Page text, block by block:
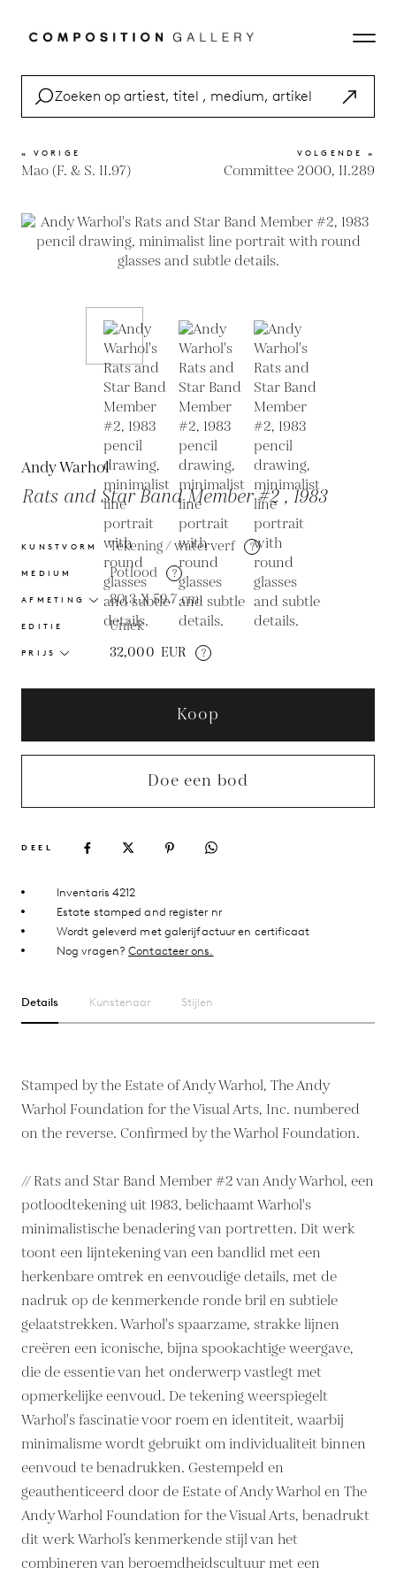
« VORIGE
Mao (F. & S. II.97)
VOLGENDE »
Committee 2000, II.289
Andy Warhol
Rats and Star Band Member #2 , 1983
KUNSTVORM Tekening / waterverf ?
MEDIUM Potlood ?
AFMETING 80.3 X 59.7 cm
EDITIE Uniek
PRIJS 32,000 EUR ?
Koop
Doe een bod
DEEL
Inventaris 4212
Estate stamped and register nr
Wordt geleverd met galerijfactuur en certificaat
Nog vragen?Contacteer ons.
Details Kunstenaar Stijlen
Stamped by the Estate of Andy Warhol, The Andy
Warhol Foundation for the Visual Arts, Inc. numbered
on the reverse. Confirmed by the Warhol Foundation.
// Rats and Star Band Member #2 van Andy Warhol, een
potloodtekening uit 1983, belichaamt Warhol's
minimalistische benadering van portretten. Dit werk
toont een lijntekening van een bandlid met een
herkenbare omtrek en eenvoudige details, met de
nadruk op de kenmerkende ronde bril en subtiele
gelaatstrekken. Warhol's spaarzame, strakke lijnen
creëren een iconische, bijna spookachtige weergave,
die de essentie van het onderwerp vastlegt met
opmerkelijke eenvoud. De tekening weerspiegelt
Warhol's fascinatie voor roem en identiteit, waarbij
minimalisme wordt gebruikt om individualiteit binnen
eenvoud te benadrukken. Gestempeld en
geauthenticeerd door de Estate of Andy Warhol en The
Andy Warhol Foundation for the Visual Arts, benadrukt
dit werk Warhol’s kenmerkende stijl van het
combineren van beroemdheidscultuur met een